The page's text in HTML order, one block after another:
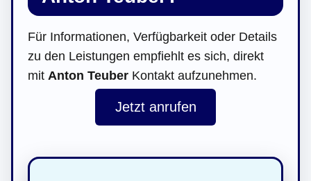
Für Informationen, Verfügbarkeit oder Details
zu den Leistungen empfiehlt es sich, direkt
mit Anton Teuber Kontakt aufzunehmen.
Jetzt anrufen